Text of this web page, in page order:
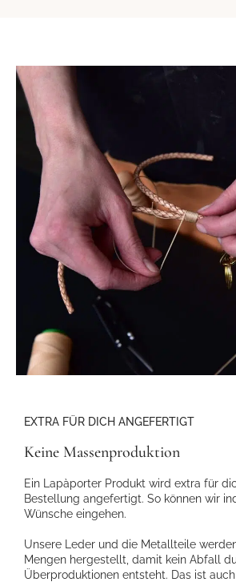
EXTRA FÜR DICH ANGEFERTIGT
Keine Massenproduktion
Ein Lapàporter Produkt wird extra für
Bestellung angefertigt. So können wir
Wünsche eingehen.
Unsere Leder und die Metallteile
Mengen hergestellt, damit kein Abfall
Überproduktionen entsteht. Das ist